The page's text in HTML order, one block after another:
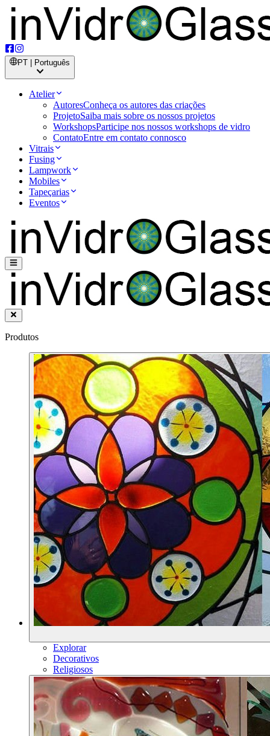
PT | Português
Atelier
AutoresConheça os autores das criações
ProjetoSaiba mais sobre os nossos projetos
WorkshopsParticipe nos nossos workshops de vidro
ContatoEntre em contato connosco
Vitrais
Fusing
Lampwork
Mobiles
Tapeçarias
Eventos
Produtos
Explorar
Decorativos
Religiosos